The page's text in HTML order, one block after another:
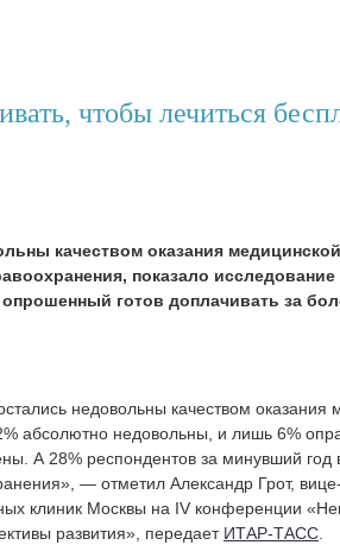
чтобы лечиться
качеством оказания
показало
готов доплачивать за
недовольны качеством оказания
абсолютно недовольны, и лишь 6%
А 28% респондентов за минувший
— отметил Александр Грот,
клиник Москвы на IV конференции
развития», передает ИТАР-ТАСС.